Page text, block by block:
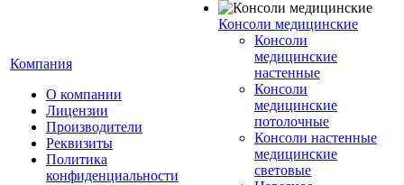
Компания
О компании
Лицензии
Производители
Реквизиты
Политика
конфиденциальности
Консоли медицинские
Консоли
медицинские
настенные
Консоли
медицинские
потолочные
Консоли настенные
медицинские
световые